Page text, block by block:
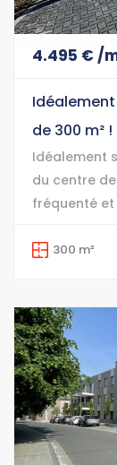
4.495 € /
de 300 m² !
Idéalement
du centre
fréquenté et
300 m²